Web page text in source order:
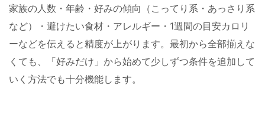
家族の人数・年齢・好みの傾向（こってり系・あっさり系
など）・避けたい食材・アレルギー・1週間の目安カロリ
ーなどを伝えると精度が上がります。最初から全部揃えな
くても、「好みだけ」から始めて少しずつ条件を追加して
いく方法でも十分機能します。